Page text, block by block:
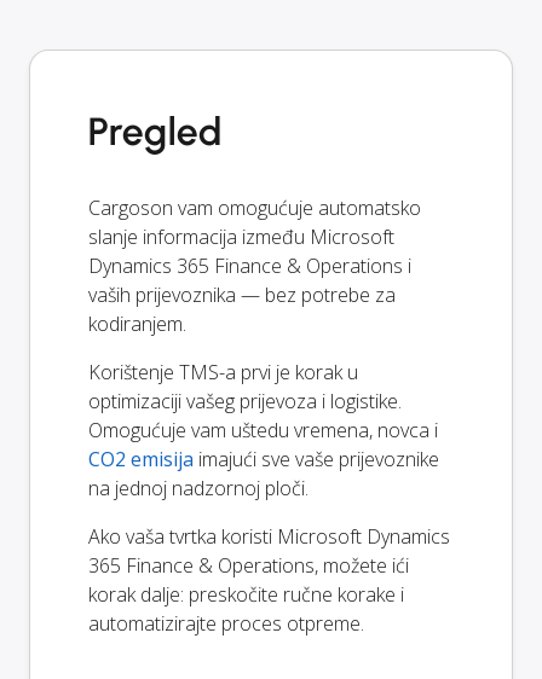
Pregled
Cargoson vam omogućuje automatsko
slanje informacija između Microsoft
Dynamics 365 Finance & Operations i
vaših prijevoznika — bez potrebe za
kodiranjem.
Korištenje TMS-a prvi je korak u
optimizaciji vašeg prijevoza i logistike.
Omogućuje vam uštedu vremena, novca i
CO2 emisija imajući sve vaše prijevoznike
na jednoj nadzornoj ploči.
Ako vaša tvrtka koristi Microsoft Dynamics
365 Finance & Operations, možete ići
korak dalje: preskočite ručne korake i
automatizirajte proces otpreme.